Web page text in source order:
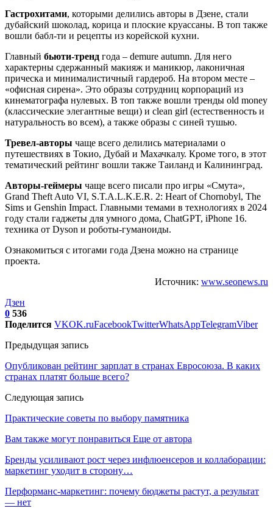
Гастрохитами, которыми делились авторы в Дзене, стали
дубайский шоколад, корица и плоские круассаны. В топ также
вошли бабл-ти и рецепты из корейской кухни.
Главный бьюти-тренд года – demure autumn. Для него
характерны сдержанный макияж и маникюр, лаконичная
прическа и минималистичный гардероб. На втором месте –
«офисная сирена». Это образы сотрудниц корпораций из
кинематографа нулевых. В топ также вошли тренды old money
(классические элегантные вещи) и clean girl (естественность и
натуральность во всем), а также образы с синей тушью.
Тревел-авторы чаще всего делились материалами о
путешествиях в Токио, Дубай и Махачкалу. Кроме того, в этот
тематический рейтинг вошли также Таиланд и Калининград.
Авторы-геймеры чаще всего писали про игры «Смута»,
Grand Theft Auto VI, S.T.A.L.K.E.R. 2: Heart of Chornobyl, The
Sims и Genshin Impact. Главными темами в технологиях в 2024
году стали гаджеты для умного дома, ChatGPT, iPhone 16.
техника от Dyson и роботы-гуманоиды.
Ознакомиться с итогами года Дзена можно на странице
проекта.
Источник: www.seonews.ru
Дзен
0 536
Поделится VKOK.ruFacebookTwitterWhatsAppTelegramViber
Предыдущая запись
Опубликован рейтинг зарплат в странах Евросоюза. В каких
странах платят больше всего?
Следующая запись
Практические советы по выбору памятника
Вам также могут понравиться Еще от автора
Бренды усиливают рост через инфлюенсеров и коллаборации:
маркетинг уходит в сторону…
Перформанс-маркетинг: почему бюджеты растут, а результат
— нет